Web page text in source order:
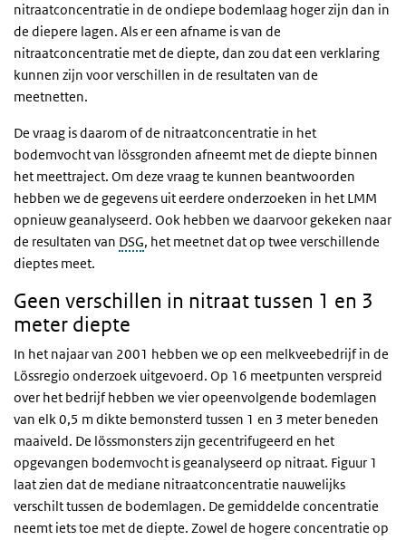
nitraatconcentratie in de ondiepe bodemlaag hoger zijn dan in
de diepere lagen. Als er een afname is van de
nitraatconcentratie met de diepte, dan zou dat een verklaring
kunnen zijn voor verschillen in de resultaten van de
meetnetten.
De vraag is daarom of de nitraatconcentratie in het
bodemvocht van lössgronden afneemt met de diepte binnen
het meettraject. Om deze vraag te kunnen beantwoorden
hebben we de gegevens uit eerdere onderzoeken in het LMM
opnieuw geanalyseerd. Ook hebben we daarvoor gekeken naar
de resultaten van DSG, het meetnet dat op twee verschillende
dieptes meet.
Geen verschillen in nitraat tussen 1 en 3
meter diepte
In het najaar van 2001 hebben we op een melkveebedrijf in de
Lössregio onderzoek uitgevoerd. Op 16 meetpunten verspreid
over het bedrijf hebben we vier opeenvolgende bodemlagen
van elk 0,5 m dikte bemonsterd tussen 1 en 3 meter beneden
maaiveld. De lössmonsters zijn gecentrifugeerd en het
opgevangen bodemvocht is geanalyseerd op nitraat. Figuur 1
laat zien dat de mediane nitraatconcentratie nauwelijks
verschilt tussen de bodemlagen. De gemiddelde concentratie
neemt iets toe met de diepte. Zowel de hogere concentratie op